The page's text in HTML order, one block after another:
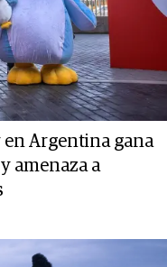
en Argentina gana
amenaza a